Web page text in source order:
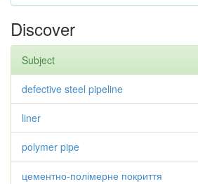
Discover
Subject
defective steel pipeline
liner
polymer pipe
цементно-полімерне покриття